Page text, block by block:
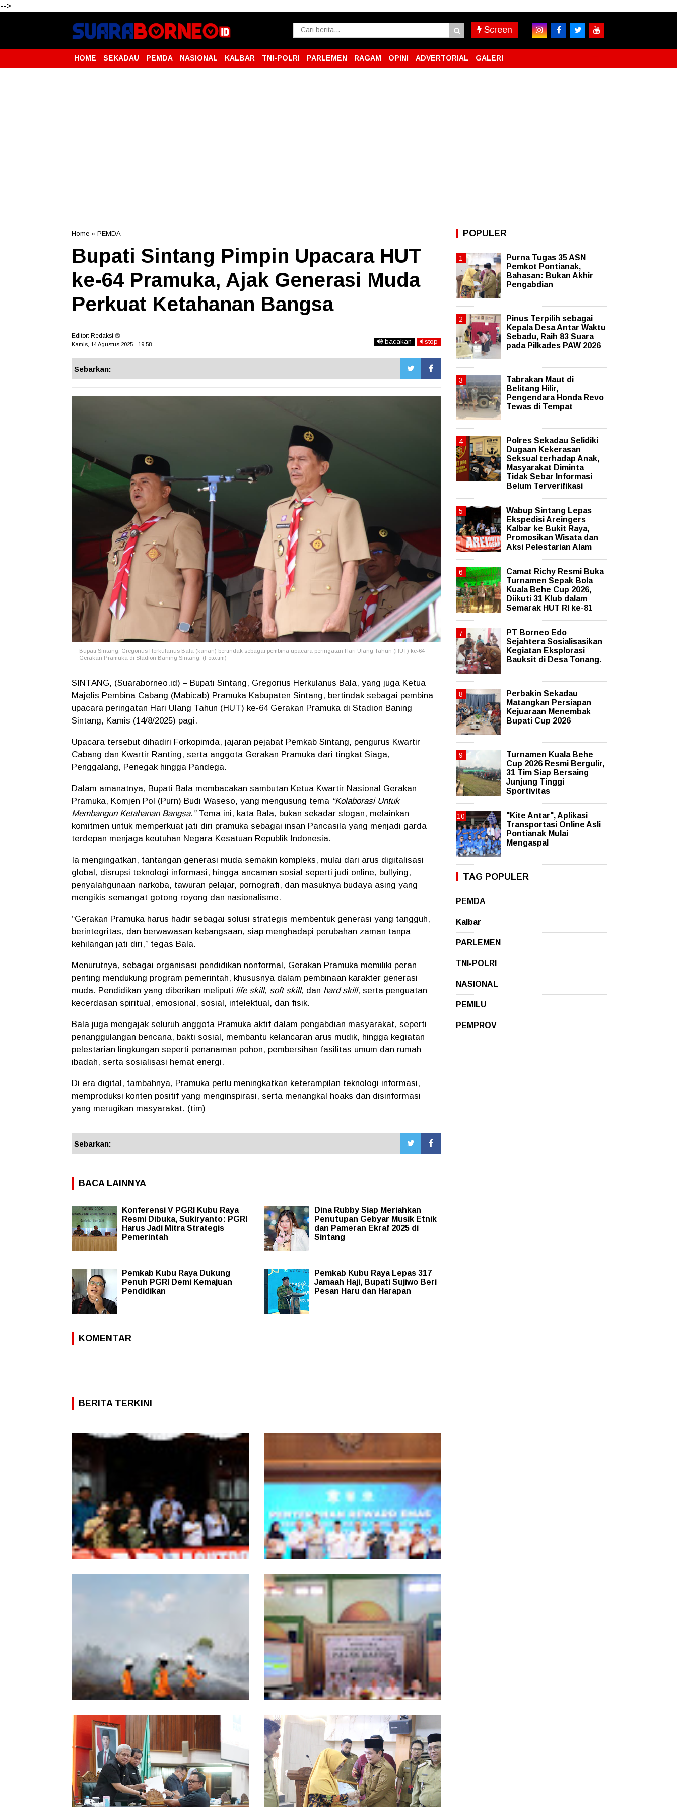
-->
Screen
HOME SEKADAU PEMDA NASIONAL KALBAR TNI-POLRI PARLEMEN RAGAM OPINI ADVERTORIAL GALERI
Home » PEMDA
Bupati Sintang Pimpin Upacara HUT
ke-64 Pramuka, Ajak Generasi Muda
Perkuat Ketahanan Bangsa
Editor: Redaksi
Kamis, 14 Agustus 2025 - 19.58 bacakan stop
Sebarkan:
Bupati Sintang, Gregorius Herkulanus Bala (kanan) bertindak sebagai pembina upacara peringatan Hari Ulang Tahun (HUT) ke-64
Gerakan Pramuka di Stadion Baning Sintang. (Foto:tim)
SINTANG, (Suaraborneo.id) – Bupati Sintang, Gregorius Herkulanus Bala, yang juga Ketua
Majelis Pembina Cabang (Mabicab) Pramuka Kabupaten Sintang, bertindak sebagai pembina
upacara peringatan Hari Ulang Tahun (HUT) ke-64 Gerakan Pramuka di Stadion Baning
Sintang, Kamis (14/8/2025) pagi.
Upacara tersebut dihadiri Forkopimda, jajaran pejabat Pemkab Sintang, pengurus Kwartir
Cabang dan Kwartir Ranting, serta anggota Gerakan Pramuka dari tingkat Siaga,
Penggalang, Penegak hingga Pandega.
Dalam amanatnya, Bupati Bala membacakan sambutan Ketua Kwartir Nasional Gerakan
Pramuka, Komjen Pol (Purn) Budi Waseso, yang mengusung tema “Kolaborasi Untuk
Membangun Ketahanan Bangsa.”Tema ini, kata Bala, bukan sekadar slogan, melainkan
komitmen untuk memperkuat jati diri pramuka sebagai insan Pancasila yang menjadi garda
terdepan menjaga keutuhan Negara Kesatuan Republik Indonesia.
Ia mengingatkan, tantangan generasi muda semakin kompleks, mulai dari arus digitalisasi
global, disrupsi teknologi informasi, hingga ancaman sosial seperti judi online, bullying,
penyalahgunaan narkoba, tawuran pelajar, pornografi, dan masuknya budaya asing yang
mengikis semangat gotong royong dan nasionalisme.
“Gerakan Pramuka harus hadir sebagai solusi strategis membentuk generasi yang tangguh,
berintegritas, dan berwawasan kebangsaan, siap menghadapi perubahan zaman tanpa
kehilangan jati diri,” tegas Bala.
Menurutnya, sebagai organisasi pendidikan nonformal, Gerakan Pramuka memiliki peran
penting mendukung program pemerintah, khususnya dalam pembinaan karakter generasi
muda. Pendidikan yang diberikan meliputi life skill, soft skill, dan hard skill, serta penguatan
kecerdasan spiritual, emosional, sosial, intelektual, dan fisik.
Bala juga mengajak seluruh anggota Pramuka aktif dalam pengabdian masyarakat, seperti
penanggulangan bencana, bakti sosial, membantu kelancaran arus mudik, hingga kegiatan
pelestarian lingkungan seperti penanaman pohon, pembersihan fasilitas umum dan rumah
ibadah, serta sosialisasi hemat energi.
Di era digital, tambahnya, Pramuka perlu meningkatkan keterampilan teknologi informasi,
memproduksi konten positif yang menginspirasi, serta menangkal hoaks dan disinformasi
yang merugikan masyarakat. (tim)
Sebarkan:
BACA LAINNYA
Konferensi V PGRI Kubu Raya
Resmi Dibuka, Sukiryanto: PGRI
Harus Jadi Mitra Strategis
Pemerintah
Dina Rubby Siap Meriahkan
Penutupan Gebyar Musik Etnik
dan Pameran Ekraf 2025 di
Sintang
Pemkab Kubu Raya Dukung
Penuh PGRI Demi Kemajuan
Pendidikan
Pemkab Kubu Raya Lepas 317
Jamaah Haji, Bupati Sujiwo Beri
Pesan Haru dan Harapan
KOMENTAR
BERITA TERKINI
Pemprov Kalbar Tegaskan Komitmen
Percepat Digitalisasi Pelayanan Publik
Karhutla Dekati SMKN 1 Sungai Raya, Tim
SAR Dit Samapta Polda Kalbar Antipasi
Api Meluas
Layanan Samsat GOKATAN Diperpanjang
Jadi Tiga Hari
POPULER
Purna Tugas 35 ASN
Pemkot Pontianak,
Bahasan: Bukan Akhir
Pengabdian
Pinus Terpilih sebagai
Kepala Desa Antar Waktu
Sebadu, Raih 83 Suara
pada Pilkades PAW 2026
Tabrakan Maut di
Belitang Hilir,
Pengendara Honda Revo
Tewas di Tempat
Polres Sekadau Selidiki
Dugaan Kekerasan
Seksual terhadap Anak,
Masyarakat Diminta
Tidak Sebar Informasi
Belum Terverifikasi
Wabup Sintang Lepas
Ekspedisi Areingers
Kalbar ke Bukit Raya,
Promosikan Wisata dan
Aksi Pelestarian Alam
Camat Richy Resmi Buka
Turnamen Sepak Bola
Kuala Behe Cup 2026,
Diikuti 31 Klub dalam
Semarak HUT RI ke-81
PT Borneo Edo
Sejahtera Sosialisasikan
Kegiatan Eksplorasi
Bauksit di Desa Tonang.
Perbakin Sekadau
Matangkan Persiapan
Kejuaraan Menembak
Bupati Cup 2026
Turnamen Kuala Behe
Cup 2026 Resmi Bergulir,
31 Tim Siap Bersaing
Junjung Tinggi
Sportivitas
"Kite Antar", Aplikasi
Transportasi Online Asli
Pontianak Mulai
Mengaspal
TAG POPULER
PEMDA
Kalbar
PARLEMEN
TNI-POLRI
NASIONAL
PEMILU
PEMPROV